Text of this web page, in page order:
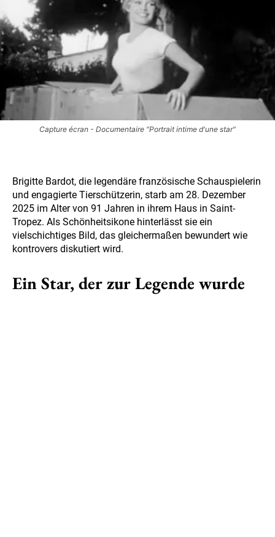
Capture écran - Documentaire "Portrait intime d'une star"
Brigitte Bardot, die legendäre französische Schauspielerin
und engagierte Tierschützerin, starb am 28. Dezember
2025 im Alter von 91 Jahren in ihrem Haus in Saint-
Tropez. Als Schönheitsikone hinterlässt sie ein
vielschichtiges Bild, das gleichermaßen bewundert wie
kontrovers diskutiert wird.
Ein Star, der zur Legende wurde